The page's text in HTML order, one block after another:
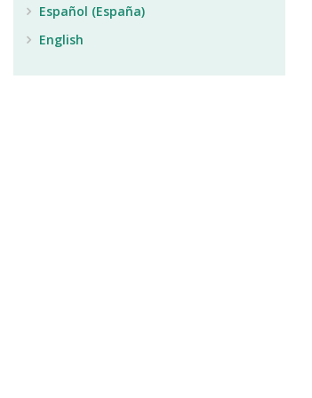
Español (España)
English